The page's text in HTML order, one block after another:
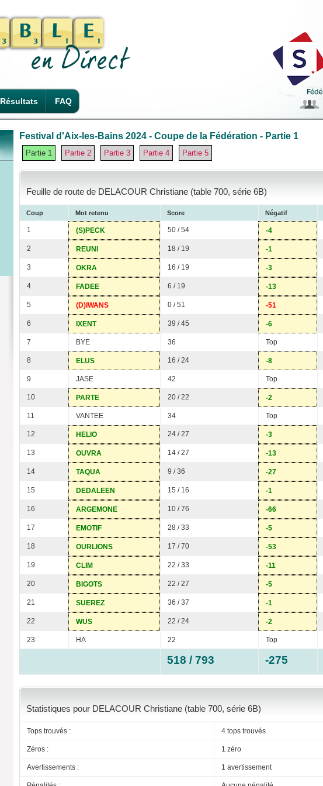
Résultats FAQ
Festival d'Aix-les-Bains 2024 - Coupe de la Fédération - Partie 1
Partie 1 Partie 2 Partie 3 Partie 4 Partie 5
Feuille de route de DELACOUR Christiane (table 700, série 6B)
Coup Mot retenu Score Négatif
1 (S)PECK 50 / 54 -4
2 REUNI 18 / 19 -1
3 OKRA 16 / 19 -3
4 FADEE 6 / 19 -13
5 (D)IWANS 0 / 51 -51
6 IXENT 39 / 45 -6
7 BYE 36 Top
8 ELUS 16 / 24 -8
9 JASE 42 Top
10 PARTE 20 / 22 -2
11 VANTEE 34 Top
12 HELIO 24 / 27 -3
13 OUVRA 14 / 27 -13
14 TAQUA 9 / 36 -27
15 DEDALEEN 15 / 16 -1
16 ARGEMONE 10 / 76 -66
17 EMOTIF 28 / 33 -5
18 OURLIONS 17 / 70 -53
19 CLIM 22 / 33 -11
20 BIGOTS 22 / 27 -5
21 SUEREZ 36 / 37 -1
22 WUS 22 / 24 -2
23 HA 22 Top
518 / 793 -275
Statistiques pour DELACOUR Christiane (table 700, série 6B)
Tops trouvés : 4 tops trouvés
Zéros : 1 zéro
Avertissements : 1 avertissement